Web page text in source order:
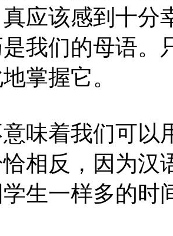
应该感到十分
我们的母语。
掌握它。
味着我们可以
相反，因为汉
生一样多的时